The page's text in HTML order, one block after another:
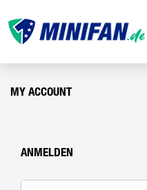
MY ACCOUNT
ANMELDEN